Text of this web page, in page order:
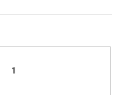
1